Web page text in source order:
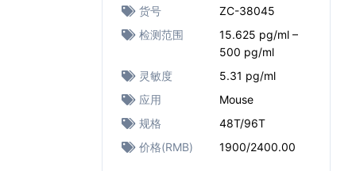
货号
ZC-38045
检测范围
15.625 pg/ml –
500 pg/ml
灵敏度
5.31 pg/ml
应用
Mouse
规格
48T/96T
价格(RMB)
1900/2400.00